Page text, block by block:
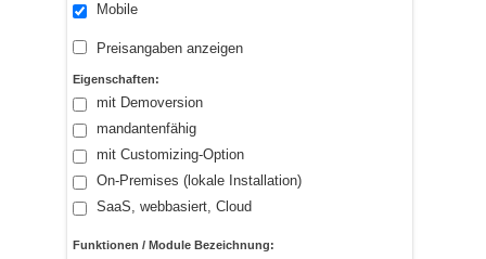
Mobile
Preisangaben anzeigen
Eigenschaften:
mit Demoversion
mandantenfähig
mit Customizing-Option
On-Premises (lokale Installation)
SaaS, webbasiert, Cloud
Funktionen / Module Bezeichnung: